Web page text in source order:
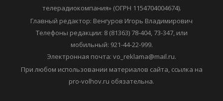
Учредитель: Общество с ограниченной
ответственностью «Волховская городская
телерадиокомпания» (ОГРН 1154704004674).
Главный редактор: Венгуров Игорь Владимирович
Телефоны редакции: 8 (81363) 78-404, 73-347, или
Электронная почта: vo_reklama@mail.ru.